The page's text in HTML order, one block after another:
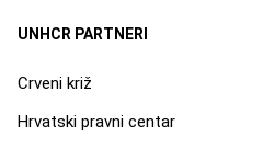
UNHCR PARTNERI
Crveni križ
Hrvatski pravni centar